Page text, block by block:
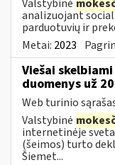
Valstybinė
analizuojant
parduotuvių ir
Metai: 2023
Viešai
duomenys už
Web turinio
Valstybinė
internetinėje
(šeimos) turto
Šiemet...